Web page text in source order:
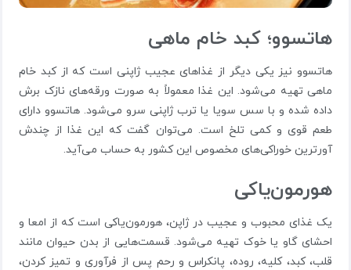
هاتسوو؛ کبد خام ماهی
هاتسوو نیز یکی دیگر از غذاهای عجیب ژاپنی است که از کبد خام
ماهی تهیه می‌شود. این غذا معمولاً به صورت ورقه‌های نازک برش
داده شده و با سس سویا یا ترب ژاپنی سرو می‌شود. هاتسوو دارای
طعم قوی و کمی تلخ است. می‌توان گفت که این غذا از چندش
آور‌ترین خوراکی‌های مخصوص این کشور به حساب می‌آید.
هورمون‌یاکی
یک غذای محبوب و عجیب در ژاپن، هورمون‌یاکی است که از امعا و
احشای گاو یا خوک تهیه می‌شود. قسمت‌هایی از بدن حیوان مانند
قلب، کبد، کلیه، روده، پانکراس و رحم پس از فرآوری و تمیز کردن،